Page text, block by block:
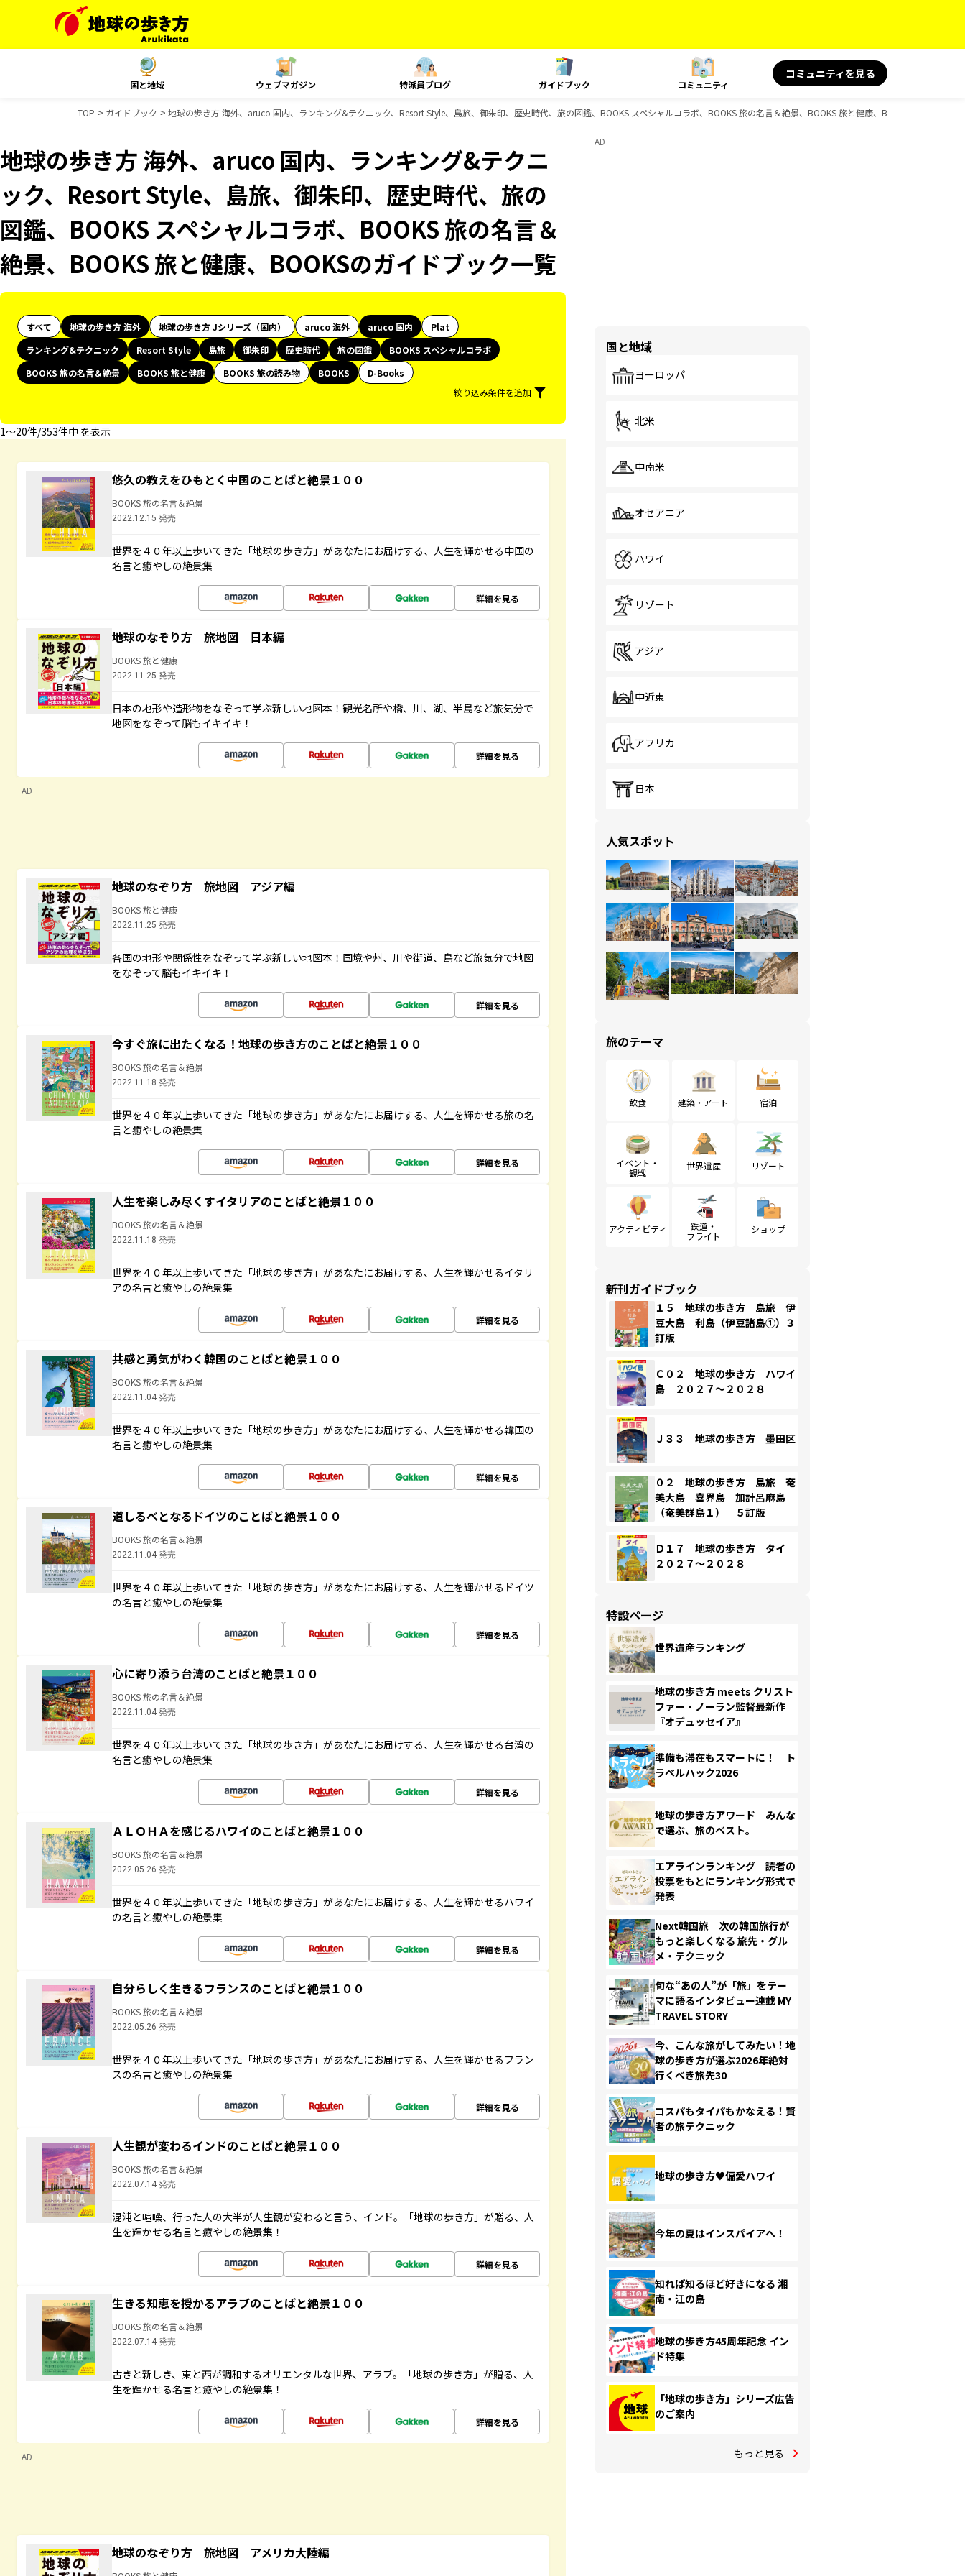
国と地域 ウェブマガジン 特派員ブログ ガイドブック コミュニティ
コミュニティを見る
TOP ガイドブック 地球の歩き方 海外、aruco 国内、ランキング&テクニック、Resort Style、島旅、御朱印、歴史時代、旅の図鑑、BOOKS スペシャルコラボ、BOOKS 旅の名言＆絶景、BOOKS 旅と健康、BOOKSのガイドブッ
地球の歩き方 海外、aruco 国内、ランキング&テクニ
ック、Resort Style、島旅、御朱印、歴史時代、旅の
図鑑、BOOKS スペシャルコラボ、BOOKS 旅の名言＆
絶景、BOOKS 旅と健康、BOOKSのガイドブック一覧
すべて 地球の歩き方 海外 地球の歩き方 Jシリーズ（国内） aruco 海外 aruco 国内
Plat
ランキング&テクニック
Resort Style 島旅 御朱印 歴史時代 旅の図鑑
BOOKS スペシャルコラボ
BOOKS 旅の名言＆絶景
BOOKS 旅と健康 BOOKS 旅の読み物 BOOKS
D-Books
絞り込み条件を追加
1〜20件/353件中 を表示
悠久の教えをひもとく中国のことばと絶景１００
BOOKS 旅の名言＆絶景
2022.12.15 発売
世界を４０年以上歩いてきた「地球の歩き方」があなたにお届けする、人生を輝かせる中国の
名言と癒やしの絶景集
詳細を見る
地球のなぞり方 旅地図 日本編
BOOKS 旅と健康
2022.11.25 発売
日本の地形や造形物をなぞって学ぶ新しい地図本！観光名所や橋、川、湖、半島など旅気分で
地図をなぞって脳もイキイキ！
詳細を見る
AD
地球のなぞり方 旅地図 アジア編
BOOKS 旅と健康
2022.11.25 発売
各国の地形や関係性をなぞって学ぶ新しい地図本！国境や州、川や街道、島など旅気分で地図
をなぞって脳もイキイキ！
詳細を見る
今すぐ旅に出たくなる！地球の歩き方のことばと絶景１００
BOOKS 旅の名言＆絶景
2022.11.18 発売
世界を４０年以上歩いてきた「地球の歩き方」があなたにお届けする、人生を輝かせる旅の名
言と癒やしの絶景集
詳細を見る
人生を楽しみ尽くすイタリアのことばと絶景１００
BOOKS 旅の名言＆絶景
2022.11.18 発売
世界を４０年以上歩いてきた「地球の歩き方」があなたにお届けする、人生を輝かせるイタリ
アの名言と癒やしの絶景集
詳細を見る
共感と勇気がわく韓国のことばと絶景１００
BOOKS 旅の名言＆絶景
2022.11.04 発売
世界を４０年以上歩いてきた「地球の歩き方」があなたにお届けする、人生を輝かせる韓国の
名言と癒やしの絶景集
詳細を見る
道しるべとなるドイツのことばと絶景１００
BOOKS 旅の名言＆絶景
2022.11.04 発売
世界を４０年以上歩いてきた「地球の歩き方」があなたにお届けする、人生を輝かせるドイツ
の名言と癒やしの絶景集
詳細を見る
心に寄り添う台湾のことばと絶景１００
BOOKS 旅の名言＆絶景
2022.11.04 発売
世界を４０年以上歩いてきた「地球の歩き方」があなたにお届けする、人生を輝かせる台湾の
名言と癒やしの絶景集
詳細を見る
ＡＬＯＨＡを感じるハワイのことばと絶景１００
BOOKS 旅の名言＆絶景
2022.05.26 発売
世界を４０年以上歩いてきた「地球の歩き方」があなたにお届けする、人生を輝かせるハワイ
の名言と癒やしの絶景集
詳細を見る
自分らしく生きるフランスのことばと絶景１００
BOOKS 旅の名言＆絶景
2022.05.26 発売
世界を４０年以上歩いてきた「地球の歩き方」があなたにお届けする、人生を輝かせるフラン
スの名言と癒やしの絶景集
詳細を見る
人生観が変わるインドのことばと絶景１００
BOOKS 旅の名言＆絶景
2022.07.14 発売
混沌と喧噪、行った人の大半が人生観が変わると言う、インド。「地球の歩き方」が贈る、人
生を輝かせる名言と癒やしの絶景集！
詳細を見る
生きる知恵を授かるアラブのことばと絶景１００
BOOKS 旅の名言＆絶景
2022.07.14 発売
古きと新しき、東と西が調和するオリエンタルな世界、アラブ。「地球の歩き方」が贈る、人
生を輝かせる名言と癒やしの絶景集！
詳細を見る
AD
地球のなぞり方 旅地図 アメリカ大陸編
AD
国と地域
ヨーロッパ
北米
中南米
オセアニア
ハワイ
リゾート
アジア
中近東
アフリカ
日本
人気スポット
旅のテーマ
飲食 建築・アート 宿泊
イベント・
観戦
世界遺産 リゾート
アクティビティ
鉄道・
フライト
ショップ
新刊ガイドブック
１５ 地球の歩き方 島旅 伊
豆大島 利島（伊豆諸島①）３
訂版
Ｃ０２ 地球の歩き方 ハワイ
島 ２０２７～２０２８
Ｊ３３ 地球の歩き方 墨田区
０２ 地球の歩き方 島旅 奄
美大島 喜界島 加計呂麻島
（奄美群島１） ５訂版
Ｄ１７ 地球の歩き方 タイ
２０２７～２０２８
特設ページ
世界遺産ランキング
地球の歩き方 meets クリスト
ファー・ノーラン監督最新作
『オデュッセイア』
準備も滞在もスマートに！ ト
ラベルハック2026
地球の歩き方アワード みんな
で選ぶ、旅のベスト。
エアラインランキング 読者の
投票をもとにランキング形式で
発表
Next韓国旅 次の韓国旅行が
もっと楽しくなる 旅先・グル
メ・テクニック
旬な“あの人”が「旅」をテー
マに語るインタビュー連載 MY
TRAVEL STORY
今、こんな旅がしてみたい！地
球の歩き方が選ぶ2026年絶対
行くべき旅先30
コスパもタイパもかなえる！賢
者の旅テクニック
地球の歩き方♥偏愛ハワイ
今年の夏はインスパイアへ！
知れば知るほど好きになる 湘
南・江の島
地球の歩き方45周年記念 イン
ド特集
「地球の歩き方」シリーズ広告
のご案内
もっと見る